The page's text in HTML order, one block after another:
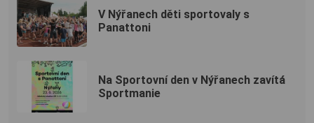
V Nýřanech děti sportovaly s
Panattoni
Na Sportovní den v Nýřanech zavítá
Sportmanie